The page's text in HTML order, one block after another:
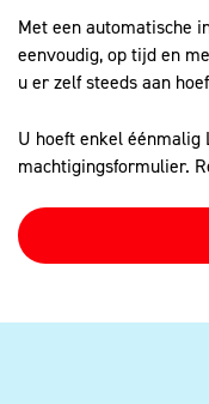
Met een automatische
eenvoudig, op tijd en
u er zelf steeds aan
U hoeft enkel éénmalig
machtigingsformulier.